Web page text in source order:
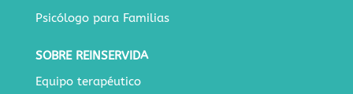
Psicólogo para Familias
SOBRE REINSERVIDA
Equipo terapéutico